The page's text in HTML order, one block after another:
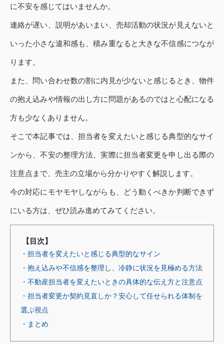
に不安を感じてはいませんか。
連絡が遅い、説明があいまい、売却活動の状況が見えないと
いった小さな違和感も、積み重なると大きな不信感につなが
ります。
また、問い合わせ数の割に内見が少ないと感じるとき、物件
の抱え込みや情報の出し方に問題があるのではと心配になる
方も少なくありません。
そこで本記事では、担当者を変えたいと感じる典型的なサイ
ンから、不安の整理方法、実際に担当者変更を申し出る際の
注意点まで、売主の立場から分かりやすく解説します。
今の対応にモヤモヤしながらも、どう動くべきか判断できず
にいる方は、ぜひ読み進めてみてください。
【目次】
・担当者を変えたいと感じる典型的なサイン
・抱え込みや不信感を整理し、冷静に状況を見極める方法
・不動産担当者を変えたいときの具体的な伝え方と注意点
・担当者変更か契約見直しか？安心して任せられる体制を
選ぶ視点
・まとめ